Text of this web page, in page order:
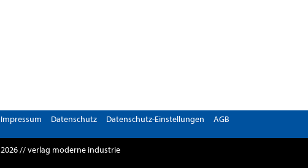
Impressum Datenschutz Datenschutz-Einstellungen AGB
2026 // verlag moderne industrie